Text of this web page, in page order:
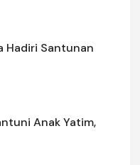
Hadiri Santunan
Anak Yatim,